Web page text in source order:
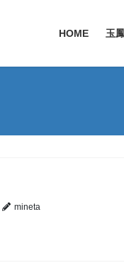
HOME 玉
mineta